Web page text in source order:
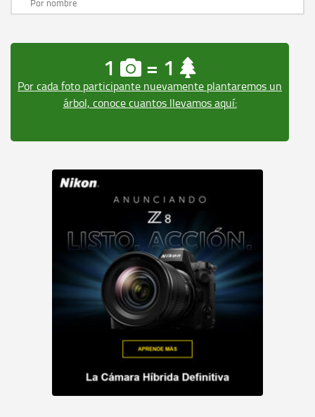
1 = 1
Por cada foto participante nuevamente plantaremos un
árbol, conoce cuantos llevamos aquí: